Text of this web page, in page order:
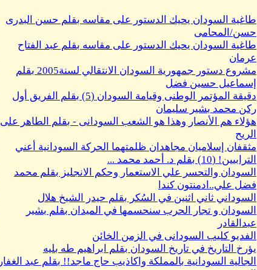
طاغية السودان يحيك الدستور على مقاسه بقلم حسن البدرى
حسن/المحامى
طاغية السودان يحيك الدستور على مقاسه بقلم عبد الفتاح
عرمان
مشروع دستور جمهورية السودان الانتقالي لسنة2005 بقلم
إسماعيل حسين فضل
دقيقة المؤتمر الوطنى وقيامة السودان (5) بقلم الفريق أول
ركن محمد بشير سليمان
هؤلاء هم الأنصار وهذا هو الشعب السودانى - بقلم الطاهر على
الريح
مثقفان إسلاميان مجاهدان ظلمتهما الحركة السودانية أعني
الترابيين! (10) بقلم د. أحمد محمد ...
السودان والتحسر علي الاستعمار وحكم الانجليز بقلم محمد
فضل علي..ادمنتون كندا
السوداني ثاني اثنين في السُكر بقلم حيدر الشيخ هلال
السودان و تجار الحرب سنحسمها في الميدان بقلم بشير
عبدالقادر
الفديو كليب السودانى في الزمن الخائن
يؤرخ التاريخ في تاريخ السودان بقلم ابراهيم طه بليه
الجالية السودانية بالمملكة واكاذيب حاج ماجد!! بقلم عبد الغفار